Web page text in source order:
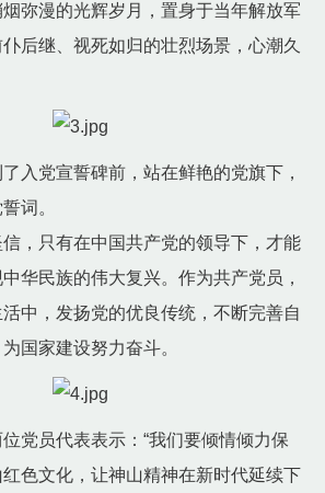
弥漫的光辉岁月，置身于当年解放军
后继、视死如归的壮烈场景，心潮久
党宣誓碑前，站在鲜艳的党旗下，
词。
只有在中国共产党的领导下，才能
华民族的伟大复兴。作为共产党员，
中，发扬党的优良传统，不断完善自
国家建设努力奋斗。
员代表表示：“我们要倾情倾力保
色文化，让神山精神在新时代延续下